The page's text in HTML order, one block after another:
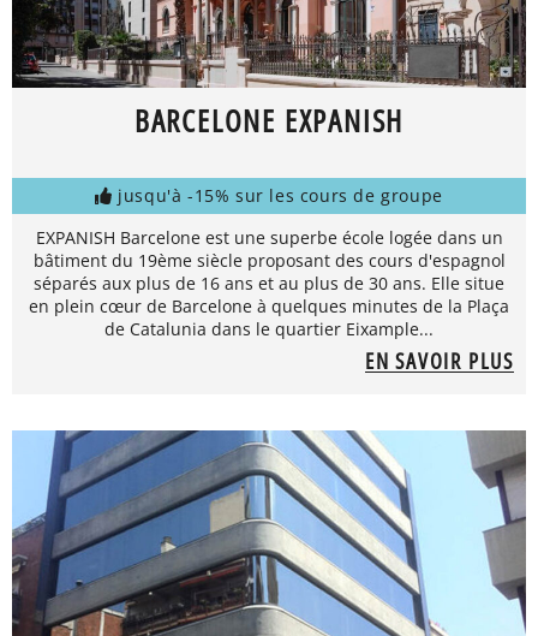
BARCELONE EXPANISH
jusqu'à -15% sur les cours de groupe
EXPANISH Barcelone est une superbe école logée dans un
bâtiment du 19ème siècle proposant des cours d'espagnol
séparés aux plus de 16 ans et au plus de 30 ans. Elle situe
en plein cœur de Barcelone à quelques minutes de la Plaça
de Catalunia dans le quartier Eixample...
EN SAVOIR PLUS